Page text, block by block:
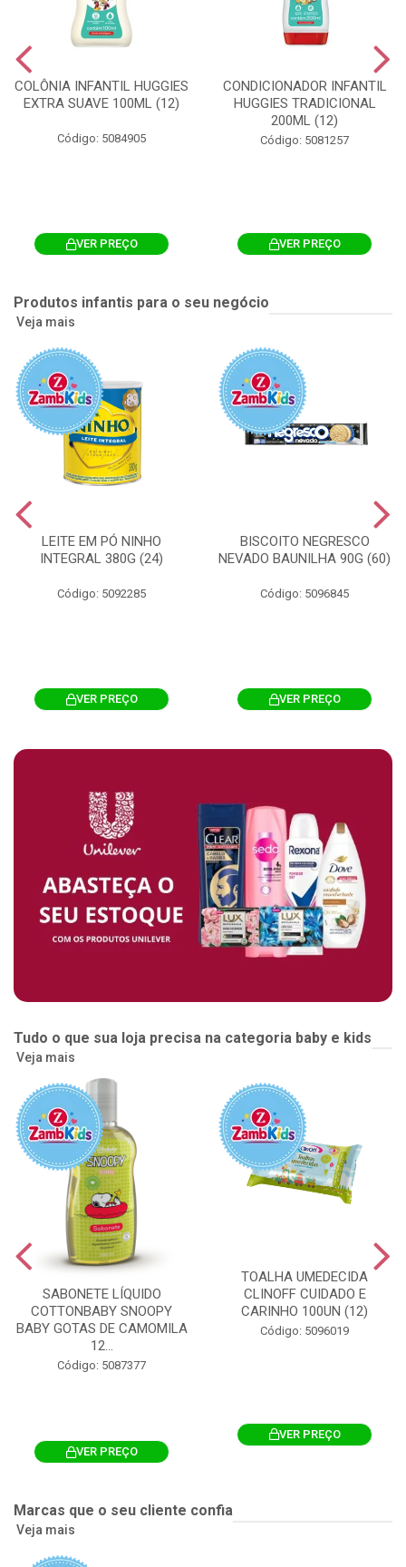
COLÔNIA INFANTIL HUGGIES
EXTRA SUAVE 100ML (12)
Código: 5084905
VER PREÇO
CONDICIONADOR INFANTIL
HUGGIES TRADICIONAL
200ML (12)
Código: 5081257
VER PREÇO
Produtos infantis para o seu negócio
Veja mais
LEITE EM PÓ NINHO
INTEGRAL 380G (24)
Código: 5092285
VER PREÇO
BISCOITO NEGRESCO
NEVADO BAUNILHA 90G (60)
Código: 5096845
VER PREÇO
Tudo o que sua loja precisa na categoria baby e kids
Veja mais
SABONETE LÍQUIDO
COTTONBABY SNOOPY
BABY GOTAS DE CAMOMILA
12...
Código: 5087377
VER PREÇO
TOALHA UMEDECIDA
CLINOFF CUIDADO E
CARINHO 100UN (12)
Código: 5096019
VER PREÇO
Marcas que o seu cliente confia
Veja mais